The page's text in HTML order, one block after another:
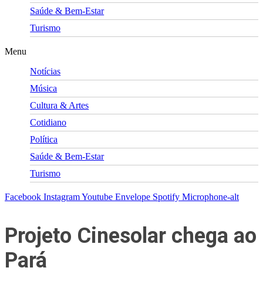
Saúde & Bem-Estar
Turismo
Menu
Notícias
Música
Cultura & Artes
Cotidiano
Política
Saúde & Bem-Estar
Turismo
Facebook InstagramYoutube Envelope Spotify Microphone-alt
Projeto Cinesolar chega ao
Pará